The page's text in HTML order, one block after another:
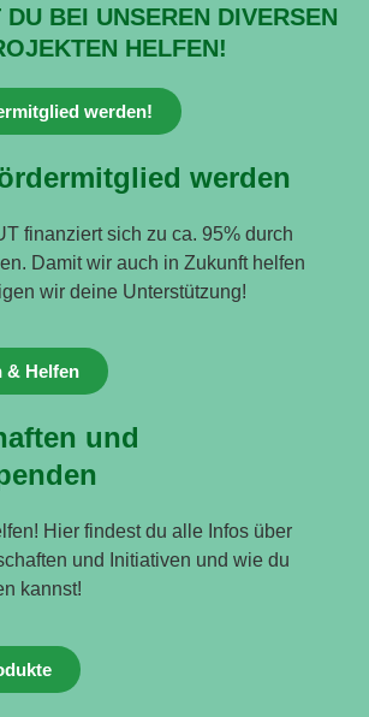
BEI UNSEREN DIVERSEN
HELFEN!
werden!
werden
finanziert sich zu ca. 95% durch
Damit wir auch in Zukunft helfen
wir deine Unterstützung!
& Helfen
und
Hier findest du alle Infos über
und Initiativen und wie du
kannst!